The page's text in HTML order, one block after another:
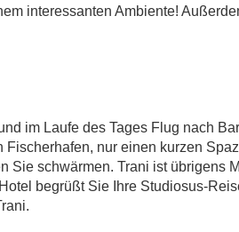
interessanten Ambiente!
im Laufe des Tages Flug nach
nur einen kurzen
Sie schwärmen. Trani ist
begrüßt Sie Ihre Studiosus-